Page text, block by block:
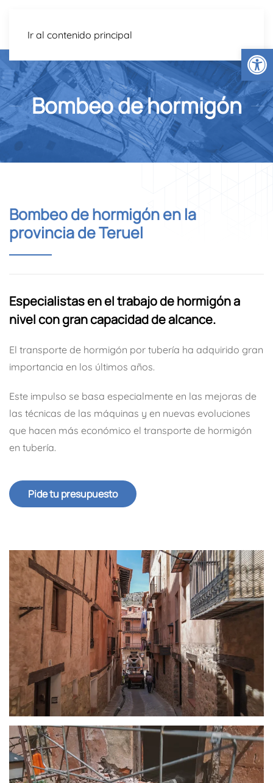
Abrir
Ir al contenido principal
Bombeo de hormigón
Bombeo de hormigón en la
provincia de Teruel
Especialistas en el trabajo de hormigón a
nivel con gran capacidad de alcance.
El transporte de hormigón por tubería ha adquirido gran
importancia en los últimos años.
Este impulso se basa especialmente en las mejoras de
las técnicas de las máquinas y en nuevas evoluciones
que hacen más económico el transporte de hormigón
en tubería.
Pide tu presupuesto